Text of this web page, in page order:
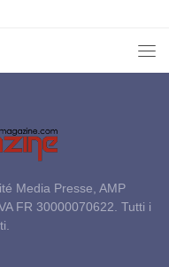
Media Presse, AMP
FR 30000070622. Tutti i